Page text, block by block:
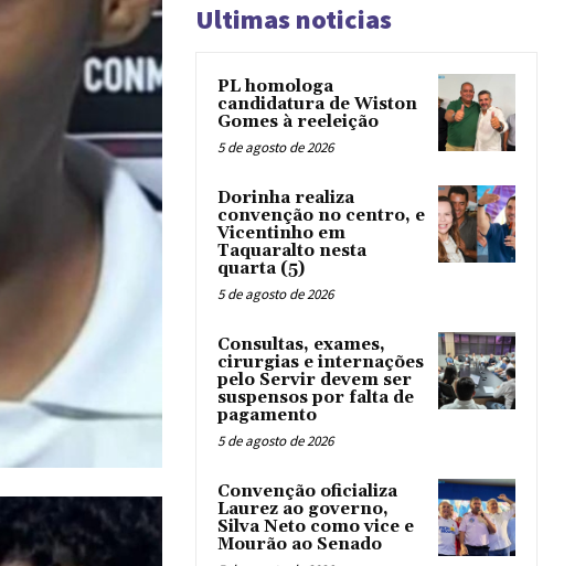
Ultimas noticias
PL homologa
candidatura de Wiston
Gomes à reeleição
5 de agosto de 2026
Dorinha realiza
convenção no centro, e
Vicentinho em
Taquaralto nesta
quarta (5)
5 de agosto de 2026
Consultas, exames,
cirurgias e internações
pelo Servir devem ser
suspensos por falta de
pagamento
5 de agosto de 2026
Convenção oficializa
Laurez ao governo,
Silva Neto como vice e
Mourão ao Senado